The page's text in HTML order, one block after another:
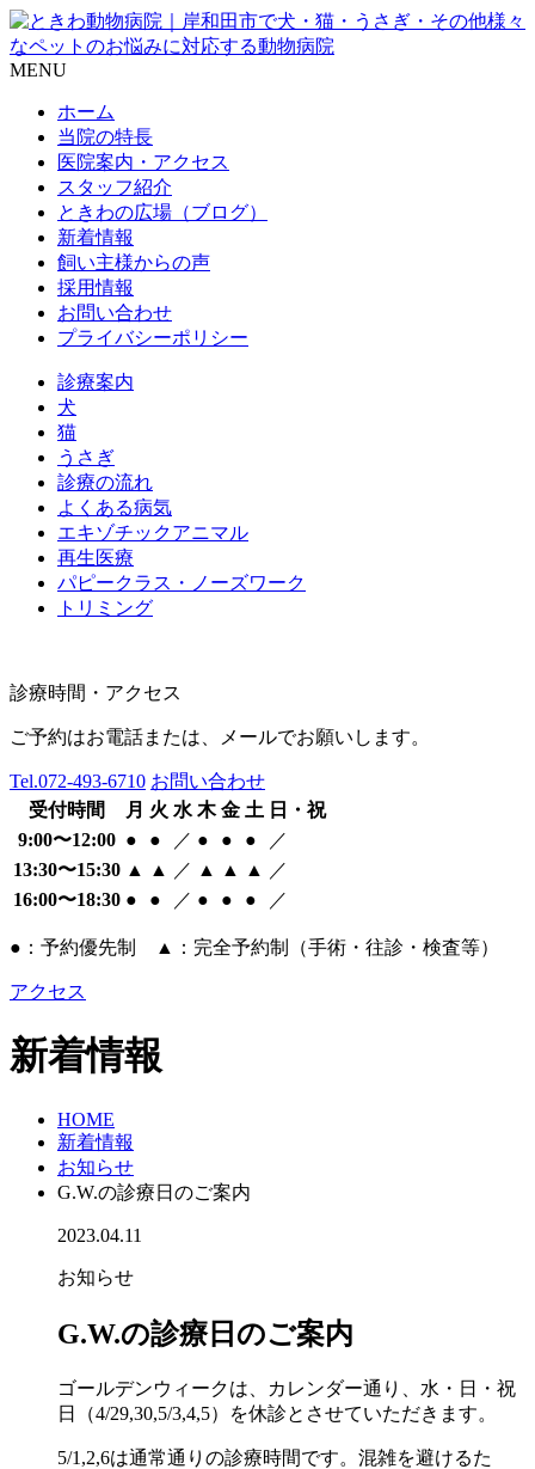
MENU
ホーム
当院の特長
医院案内・アクセス
スタッフ紹介
ときわの広場（ブログ）
新着情報
飼い主様からの声
採用情報
お問い合わせ
プライバシーポリシー
診療案内
犬
猫
うさぎ
診療の流れ
よくある病気
エキゾチックアニマル
再生医療
パピークラス・ノーズワーク
トリミング
診療時間・アクセス
ご予約はお電話または、メールでお願いします。
Tel.072-493-6710 お問い合わせ
受付時間
月 火 水 木 金 土 日・祝
9:00〜12:00 ● ● ／ ● ● ●
／
13:30〜15:30 ▲ ▲ ／ ▲ ▲ ▲
／
16:00〜18:30 ● ● ／ ● ● ● ／
●：予約優先制 ▲：完全予約制（手術・往診・検査等）
アクセス
新着情報
HOME
新着情報
お知らせ
G.W.の診療日のご案内
2023.04.11
お知らせ
G.W.の診療日のご案内
ゴールデンウィークは、カレンダー通り、水・日・祝
日（4/29,30,5/3,4,5）を休診とさせていただきます。
5/1,2,6は通常通りの診療時間です。混雑を避けるた